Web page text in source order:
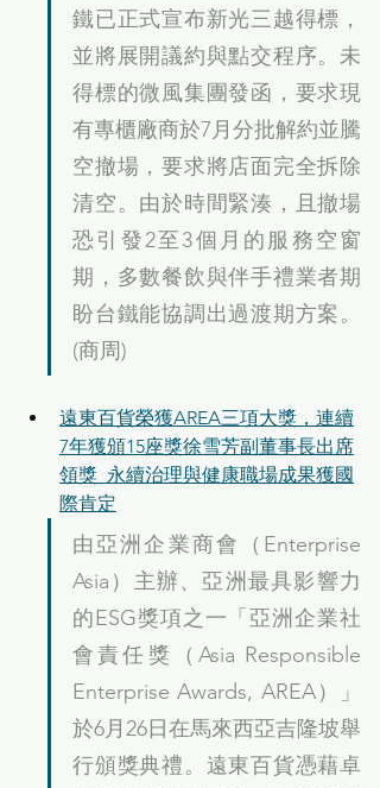
鐵已正式宣布新光三越得標，
並將展開議約與點交程序。未
得標的微風集團發函，要求現
有專櫃廠商於7月分批解約並騰
空撤場，要求將店面完全拆除
清空。由於時間緊湊，且撤場
恐引發2至3個月的服務空窗
期，多數餐飲與伴手禮業者期
盼台鐵能協調出過渡期方案。
(商周)
遠東百貨榮獲AREA三項大獎，連續
7年獲頒15座獎徐雪芳副董事長出席
領獎  永續治理與健康職場成果獲國
際肯定
由亞洲企業商會（Enterprise
Asia）主辦、亞洲最具影響力
的ESG獎項之一「亞洲企業社
會責任獎（Asia Responsible
Enterprise Awards, AREA）」
於6月26日在馬來西亞吉隆坡舉
行頒獎典禮。遠東百貨憑藉卓